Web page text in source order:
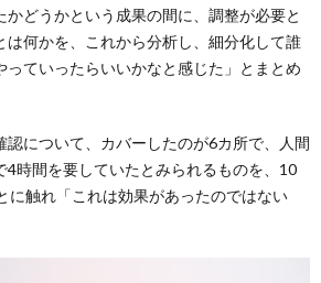
かどうかという成果の間に、調整が必要と
は何かを、これから分析し、細分化して誰
っていったらいいかなと感じた」とまとめ
認について、カバーしたのが6カ所で、人間
4時間を要していたとみられるものを、10
に触れ「これは効果があったのではない